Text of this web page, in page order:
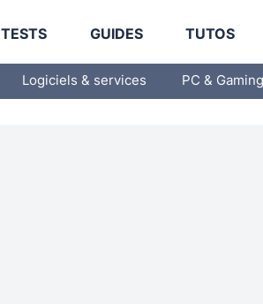
TESTS GUIDES TUTOS
Logiciels & services PC & Gaming